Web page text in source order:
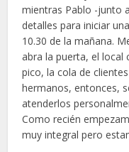
mientras Pablo -junto
detalles para iniciar
10.30 de la mañana.
abra la puerta, el local
pico, la cola de
hermanos, entonces,
atenderlos
Como recién
muy integral pero